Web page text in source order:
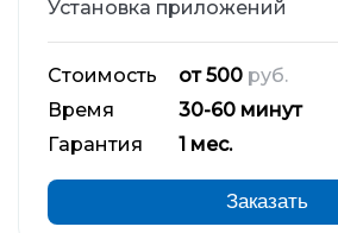
Установка приложений
Стоимость от 500 руб.
Время
30-60 минут
Гарантия
1 мес.
Заказать